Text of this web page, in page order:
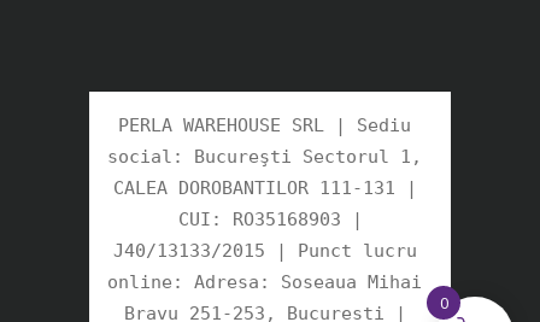
PERLA WAREHOUSE SRL | Sediu
social: Bucureşti Sectorul 1,
CALEA DOROBANTILOR 111-131 |
CUI: RO35168903 |
J40/13133/2015 | Punct lucru
online: Adresa: Soseaua Mihai
Bravu 251-253, Bucuresti |
0